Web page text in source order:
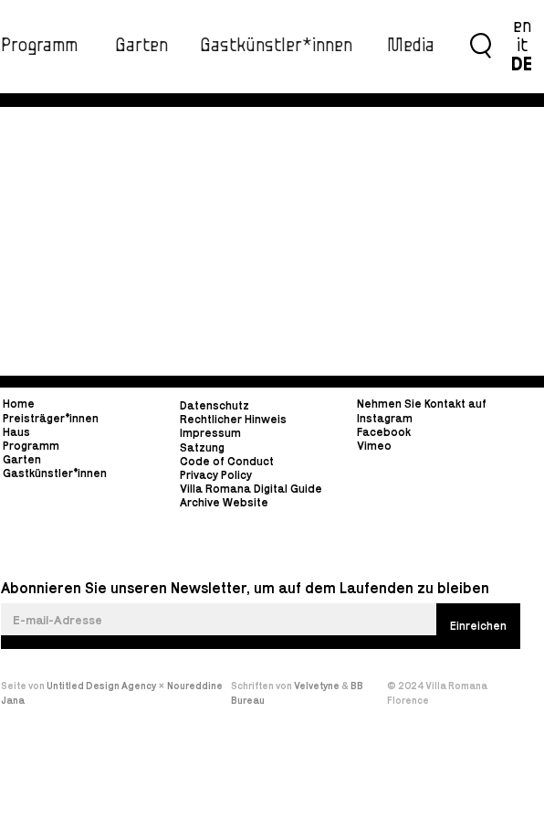
Programm Garten Gastkünstler*innen Media
en
it
DE
Home
Preisträger*innen
Haus
Programm
Garten
Gastkünstler*innen
Datenschutz
Rechtlicher Hinweis
Impressum
Satzung
Code of Conduct
Privacy Policy
Villa Romana Digital Guide
Archive Website
Nehmen Sie Kontakt auf
Instagram
Facebook
Vimeo
Abonnieren Sie unseren Newsletter, um auf dem Laufenden zu bleiben
Seite von Untitled Design Agency× Noureddine
Jana
Schriften von Velvetyne & BB
Bureau
© 2024 Villa Romana
Florence